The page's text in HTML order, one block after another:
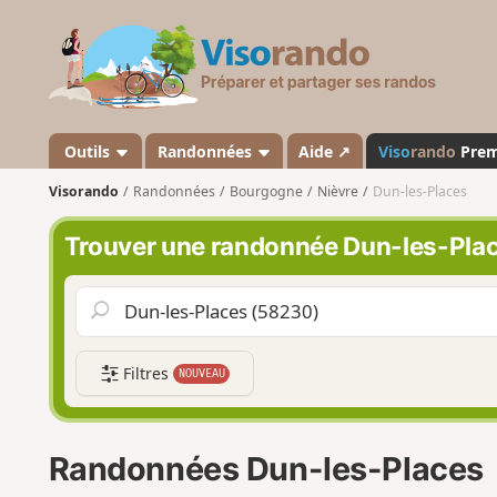
s
a
n
d
o
Outils Randonnées Aide ↗ Visorando
Visorando Randonnées Bourgogne Nièvre Dun-les-Places
Trouver une randonnée Dun-les-
Filtres NOUVEAU
Randonnées Dun-les-Places